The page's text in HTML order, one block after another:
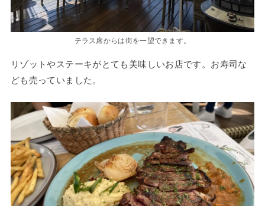
テラス席からは街を一望できます。
リゾットやステーキがとても美味しいお店です。お寿司な
ども売っていました。